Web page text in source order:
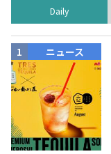
Daily
ニュース